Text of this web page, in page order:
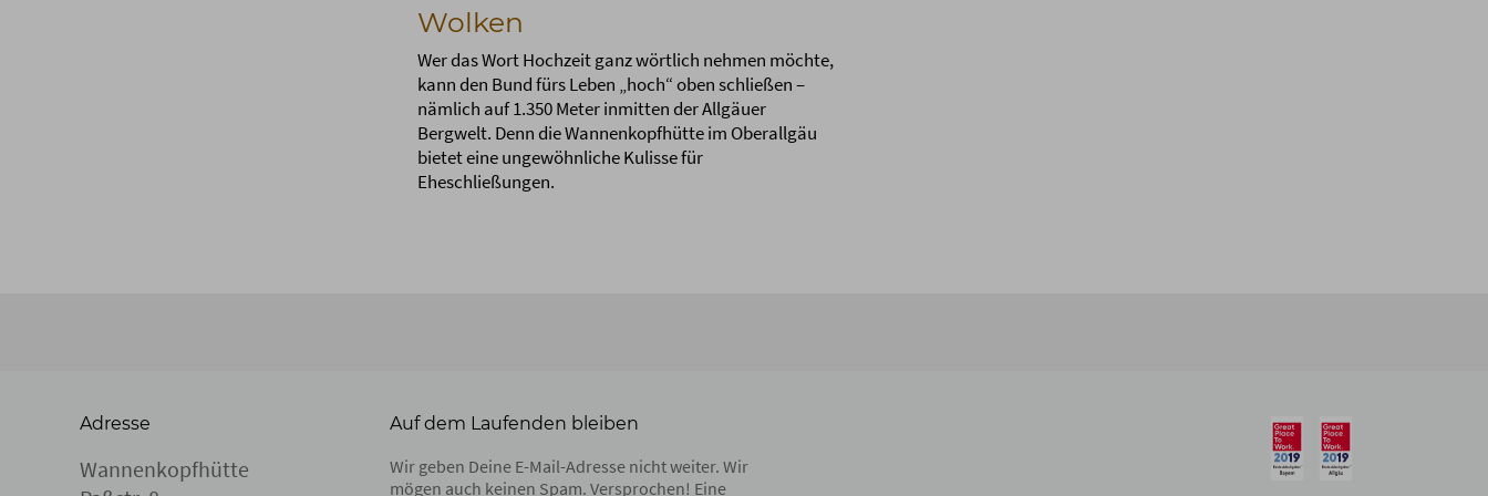
Wolken
Wer das Wort Hochzeit ganz wörtlich nehmen möchte,
kann den Bund fürs Leben „hoch“ oben schließen –
nämlich auf 1.350 Meter inmitten der Allgäuer
Bergwelt. Denn die Wannenkopfhütte im Oberallgäu
bietet eine ungewöhnliche Kulisse für
Eheschließungen.
Adresse
Wannenkopfhütte
Auf dem Laufenden bleiben
Wir geben Deine E-Mail-Adresse nicht weiter. Wir
mögen auch keinen Spam. Versprochen! Eine